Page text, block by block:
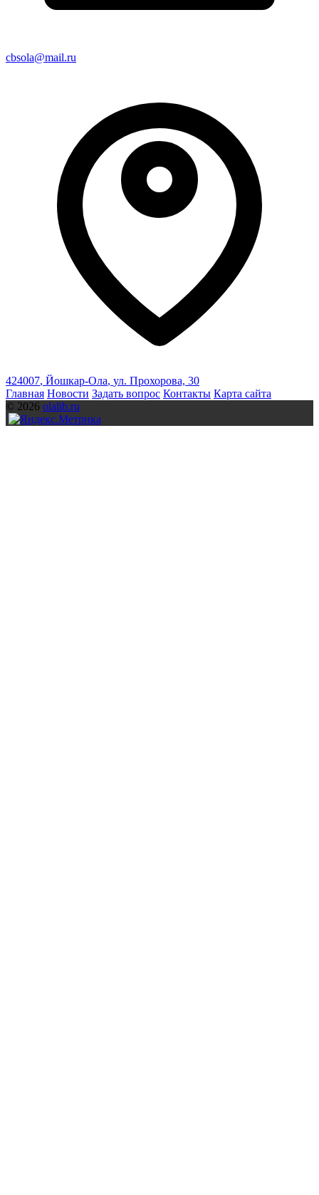
cbsola@mail.ru
424007, Йошкар-Ола, ул. Прохорова, 30
Главная Новости Задать вопрос Контакты Карта сайта
© 2026 olalib.ru